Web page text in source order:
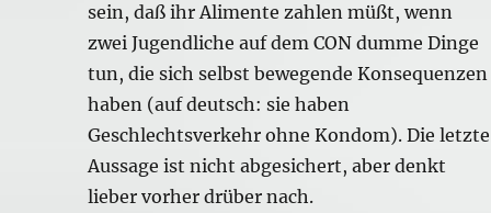
sein, daß ihr Alimente zahlen müßt, wenn
zwei Jugendliche auf dem CON dumme Dinge
tun, die sich selbst bewegende Konsequenzen
haben (auf deutsch: sie haben
Geschlechtsverkehr ohne Kondom). Die letzte
Aussage ist nicht abgesichert, aber denkt
lieber vorher drüber nach.